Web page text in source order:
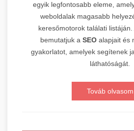
egyik legfontosabb eleme,
weboldalak magasabb
keresőmotorok találati
bemutatjuk a SEO alapjait és
gyakorlatot, amelyek segítenek
láthatóságát.
Továb olvasom